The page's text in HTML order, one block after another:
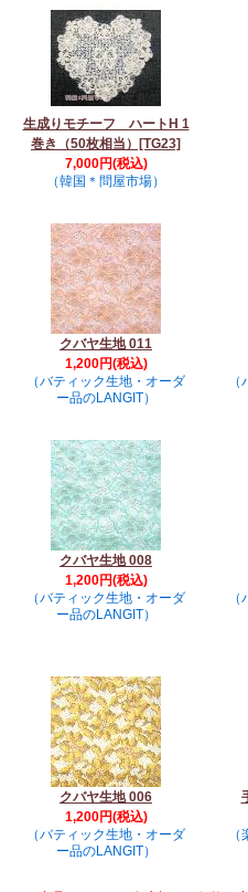
生成りモチーフ ハートH 1
巻き（50枚相当）[TG23]
7,000円(税込)
（韓国＊問屋市場）
クバヤ生地 011
1,200円(税込)
（バティック生地・オーダ
ー品のLANGIT）
クバヤ生地 008
1,200円(税込)
（バティック生地・オーダ
ー品のLANGIT）
クバヤ生地 006
1,200円(税込)
（バティック生地・オーダ
ー品のLANGIT）